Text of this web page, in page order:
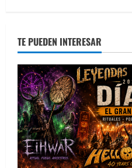
TE PUEDEN INTERESAR